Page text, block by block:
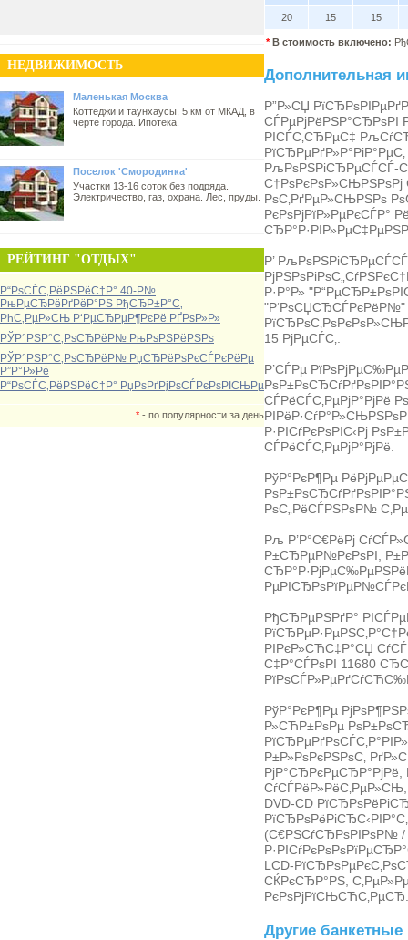
НЕДВИЖИМОСТЬ
Маленькая Москва
Коттеджи и таунхаусы, 5 км от МКАД, в
черте города. Ипотека.
Поселок 'Смородинка'
Участки 13-16 соток без подряда.
Электричество, газ, охрана. Лес, пруды.
РЕЙТИНГ "ОТДЫХ"
Р“РѕСЃС‚РёРЅРёС†Р° 40-Р№
РњРµСЂРёРґРёР°РЅ РђСЂР±Р°С‚
РћС‚РµР»СЊ Р‘РµСЂРµР¶РєРё РҐРѕР»Р»
РЎР°РЅР°С‚РѕСЂРёР№ РњРѕРЅРёРЅРѕ
РЎР°РЅР°С‚РѕСЂРёР№ РџСЂРёРѕРєСЃРєРёРµ
Р”Р°Р»Рё
Р“РѕСЃС‚РёРЅРёС†Р° РџРѕРґРјРѕСЃРєРѕРІСЊРµ
* - по популярности за день
20 15 15
*В стоимость включено:
Дополнительная
Р”Р»СЏ
СЃРµРјРёРЅР°СЂРѕРІ
РІСЃС‚СЂРµС‡
РљРѕРЅРіСЂРµСЃСЃ-
С†РѕРєРѕР»СЊРЅРѕРј
РѕС‚РґРµР»СЊРЅРѕ
РєРѕРјРїР»РµРєСЃР°
Р’
Р·Р°Р»
"Р‘РѕСЏСЂСЃРєРёР№"
15 РјРµСЃС‚.
Р’СЃРµ
СЃРёСЃС‚РµРјР°РјРё
Р·РІСѓРєРѕРІС‹Рј
СЃРёСЃС‚РµРјР°РјРё.
РўР°РєР¶Рµ
РѕС„РёСЃРЅРѕР№
Рљ Р’Р°С€РёРј
Р±СЂРµР№РєРѕРІ,
РђСЂРµРЅРґР°
РІРєР»СЋС‡Р°СЏ
С‡Р°СЃРѕРІ 11680
РўР°РєР¶Рµ
Р»СЋР±РѕРµ
Р±Р»РѕРєРЅРѕС‚
DVD-CD
(С€РЅСѓСЂРѕРІРѕР№ /
LCD-
СЌРєСЂР°РЅ,
РєРѕРјРїСЊСЋС‚РµСЂ.
Другие